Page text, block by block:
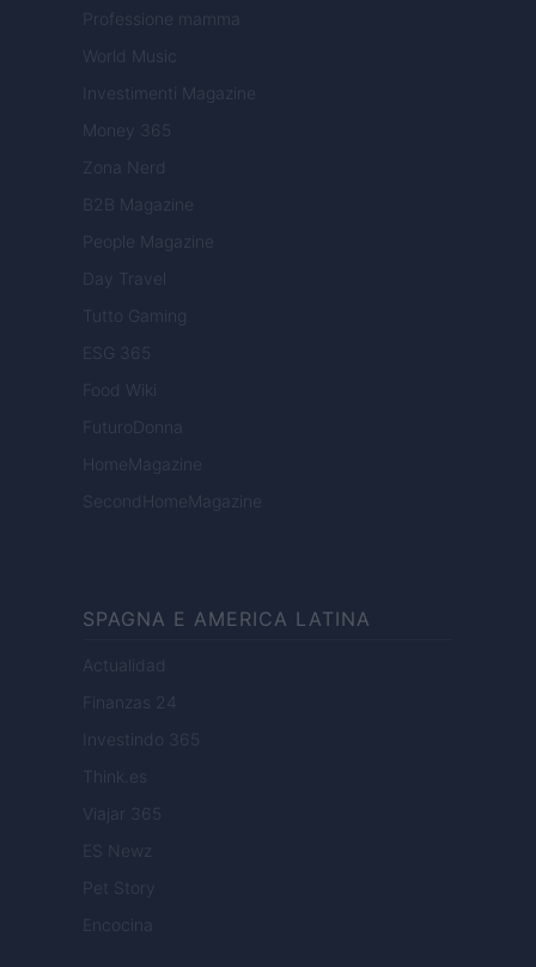
Professione mamma
World Music
Investimenti Magazine
Money 365
Zona Nerd
B2B Magazine
People Magazine
Day Travel
Tutto Gaming
ESG 365
Food Wiki
FuturoDonna
HomeMagazine
SecondHomeMagazine
SPAGNA E AMERICA LATINA
Actualidad
Finanzas 24
Investindo 365
Think.es
Viajar 365
ES Newz
Pet Story
Encocina